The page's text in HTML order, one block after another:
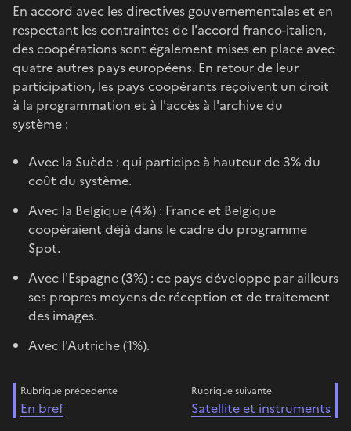
En accord avec les directives gouvernementales et en
respectant les contraintes de l'accord franco-italien,
des coopérations sont également mises en place avec
quatre autres pays européens. En retour de leur
participation, les pays coopérants reçoivent un droit
à la programmation et à l'accès à l'archive du
système :
Avec la Suède : qui participe à hauteur de 3% du
coût du système.
Avec la Belgique (4%) : France et Belgique
coopéraient déjà dans le cadre du programme
Spot.
Avec l'Espagne (3%) : ce pays développe par ailleurs
ses propres moyens de réception et de traitement
des images.
Avec l'Autriche (1%).
Rubrique précedente
En bref
Rubrique suivante
Satellite et instruments